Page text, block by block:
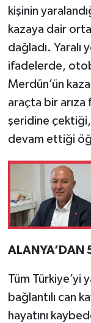
kişinin
kazaya dair
dağladı. Yaralı
ifadelerde,
Merdün’ün
araçta bir
şeridine
devam ettiği
ALANYA’DAN
Tüm Türkiye’yi
bağlantılı can
hayatını